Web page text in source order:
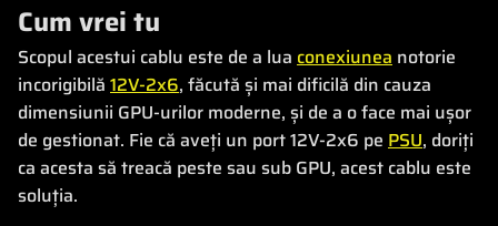
Cum vrei tu
Scopul acestui cablu este de a lua conexiunea notorie
incorigibilă 12V-2x6, făcută și mai dificilă din cauza
dimensiunii GPU-urilor moderne, și de a o face mai ușor
de gestionat. Fie că aveți un port 12V-2x6 pe PSU, doriți
ca acesta să treacă peste sau sub GPU, acest cablu este
soluția.